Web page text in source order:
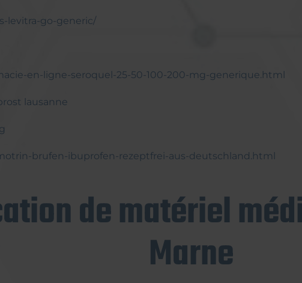
levitra-go-generic/
en-ligne-seroquel-25-50-100-200-mg-generique.html
lausanne
brufen-ibuprofen-rezeptfrei-aus-deutschland.html
de matériel
Marne